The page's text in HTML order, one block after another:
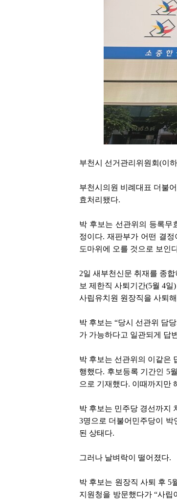
부천시 선거관리위원회(이
부천시의원 비례대표 더불
효처리됐다.
박 후보는 선관위의 등록무
정이다. 재판부가 어떤 결
도마위에 오를 것으로 보인
2일 새부천신문 취재를 종
보 제한직 사퇴기간(5월 4
사립유치원 원장직을 사퇴
박 후보는 “당시 선관위 담
가 가능하다고 일관되게 답
박 후보는 선관위의 이같은
행했다. 후보등록 기간인 5
으로 기재했다. 이때까지만
박 후보는 민주당 경선까지
3명으로 더불어민주당이 박
된 상태다.
그러나 날벼락이 떨어졌다.
박 후보는 원장직 사퇴 후 5
지원청을 방문했다가 “사